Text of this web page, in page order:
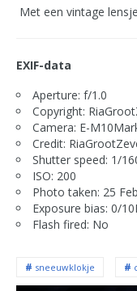
Met een vintage
EXIF-data
Aperture: f/1.0
Copyright:
Camera: E-
Credit:
Shutter speed: 1/
ISO: 200
Photo taken: 25
Exposure bias: 0/
Flash fired: No
sneeuwklokje